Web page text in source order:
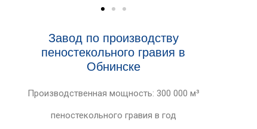
Завод по производству
пеностекольного гравия в
Обнинске
Производственная мощность: 300 000 м³
пеностекольного гравия в год